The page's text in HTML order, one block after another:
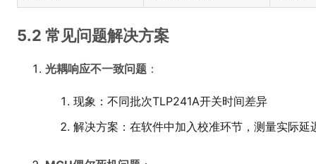
5.2 常见问题解决方案
光耦响应不一致问题 ：
现象：不同批次TLP241A开关时间差异
解决方案：在软件中加入校准环节，测量实际延